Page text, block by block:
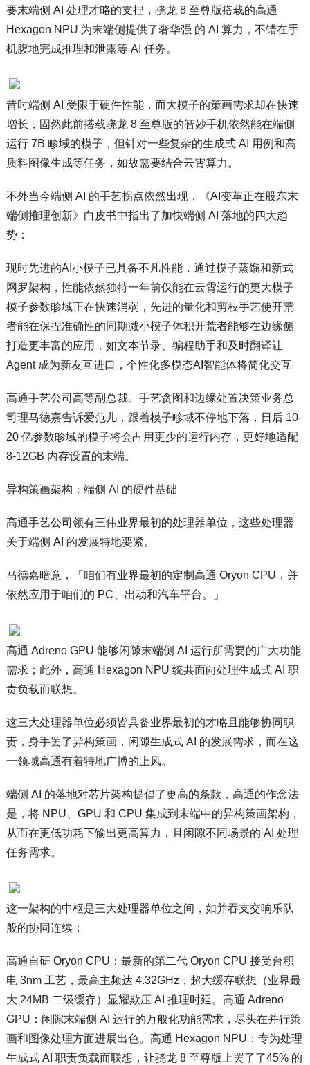
要末端侧 AI 处理才略的支捏，骁龙 8 至尊版搭载的高通
Hexagon NPU 为末端侧提供了奢华强 的 AI 算力，不错在手
机腹地完成推理和泄露等 AI 任务。
昔时端侧 AI 受限于硬件性能，而大模子的策画需求却在快速
增长，固然此前搭载骁龙 8 至尊版的智妙手机依然能在端侧
运行 7B 畛域的模子，但针对一些复杂的生成式 AI 用例和高
质料图像生成等任务，如故需要结合云霄算力。
不外当今端侧 AI 的手艺拐点依然出现，《AI变革正在股东末
端侧推理创新》白皮书中指出了加快端侧 AI 落地的四大趋
势：
现时先进的AI小模子已具备不凡性能，通过模子蒸馏和新式
网罗架构，性能依然独特一年前仅能在云霄运行的更大模子
模子参数畛域正在快速消弱，先进的量化和剪枝手艺使开荒
者能在保捏准确性的同期减小模子体积开荒者能够在边缘侧
打造更丰富的应用，如文本节录、编程助手和及时翻译让
Agent 成为新友互进口，个性化多模态AI智能体将简化交互
高通手艺公司高等副总裁、手艺贪图和边缘处置决策业务总
司理马德嘉告诉爱范儿，跟着模子畛域不停地下落，日后 10-
20 亿参数畛域的模子将会占用更少的运行内存，更好地适配
8-12GB 内存设置的末端。
异构策画架构：端侧 AI 的硬件基础
高通手艺公司领有三伟业界最初的处理器单位，这些处理器
关于端侧 AI 的发展特地要紧。
马德嘉暗意，「咱们有业界最初的定制高通 Oryon CPU，并
依然应用于咱们的 PC、出动和汽车平台。」
高通 Adreno GPU 能够闲隙末端侧 AI 运行所需要的广大功能
需求；此外，高通 Hexagon NPU 统共面向处理生成式 AI 职
责负载而联想。
这三大处理器单位必须皆具备业界最初的才略且能够协同职
责，身手罢了异构策画，闲隙生成式 AI 的发展需求，而在这
一领域高通有着特地广博的上风。
端侧 AI 的落地对芯片架构提倡了更高的条款，高通的作念法
是，将 NPU、GPU 和 CPU 集成到末端中的异构策画架构，
从而在更低功耗下输出更高算力，且闲隙不同场景的 AI 处理
任务需求。
这一架构的中枢是三大处理器单位之间，如并吞支交响乐队
般的协同连续：
高通自研 Oryon CPU：最新的第二代 Oryon CPU 接受台积
电 3nm 工艺，最高主频达 4.32GHz，超大缓存联想（业界最
大 24MB 二级缓存）显耀欺压 AI 推理时延。高通 Adreno
GPU：闲隙末端侧 AI 运行的万般化功能需求，尽头在并行策
画和图像处理方面进展出色。高通 Hexagon NPU：专为处理
生成式 AI 职责负载而联想，让骁龙 8 至尊版上罢了了45% 的